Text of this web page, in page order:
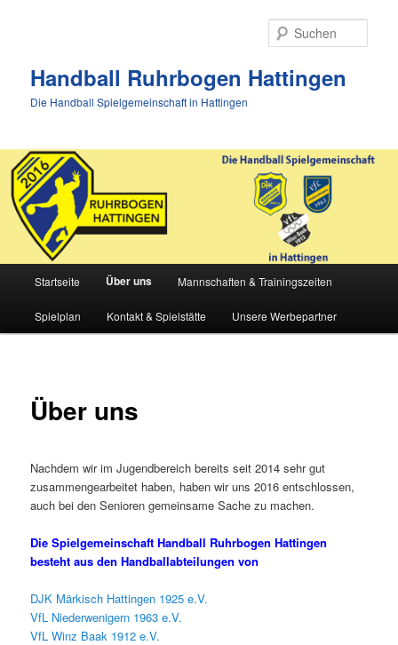
Handball Ruhrbogen Hattingen
Die Handball Spielgemeinschaft in Hattingen
Startseite Über uns Mannschaften & Trainingszeiten
Spielplan Kontakt & Spielstätte Unsere Werbepartner
Über uns
Nachdem wir im Jugendbereich bereits seit 2014 sehr gut
zusammengearbeitet haben, haben wir uns 2016 entschlossen,
auch bei den Senioren gemeinsame Sache zu machen.
Die Spielgemeinschaft Handball Ruhrbogen Hattingen
besteht aus den Handballabteilungen von
DJK Märkisch Hattingen 1925 e.V.
VfL Niederwenigern 1963 e.V.
VfL Winz Baak 1912 e.V.